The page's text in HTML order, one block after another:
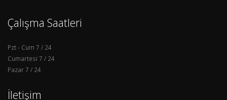
Çalışma Saatleri
Pzt - Cum 7 / 24
Cumartesi 7 / 24
Pazar7 / 24
İletişim